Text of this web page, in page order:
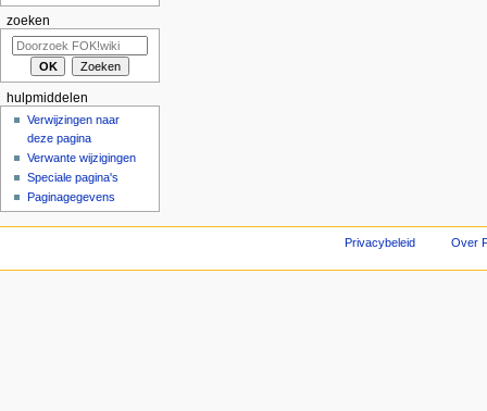
zoeken
hulpmiddelen
Verwijzingen naar
deze pagina
Verwante wijzigingen
Speciale pagina's
Paginagegevens
Privacybeleid Over